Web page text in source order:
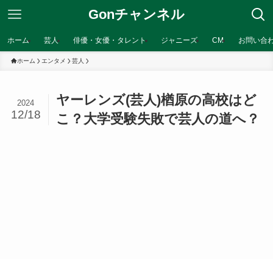
Gonチャンネル
ホーム 芸人 俳優・女優・タレント ジャニーズ CM お問い合
ホーム エンタメ 芸人
ヤーレンズ(芸人)楢原の高校はど
こ？大学受験失敗で芸人の道へ？
2024
12/18